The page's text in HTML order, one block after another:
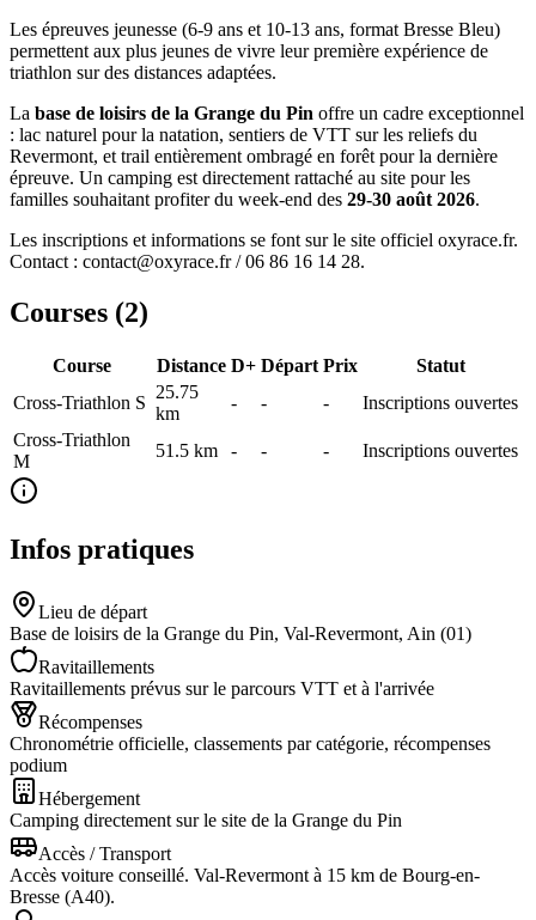
Les épreuves jeunesse (6-9 ans et 10-13 ans, format Bresse Bleu)
permettent aux plus jeunes de vivre leur première expérience de
triathlon sur des distances adaptées.
La base de loisirs de la Grange du Pin offre un cadre exceptionnel
: lac naturel pour la natation, sentiers de VTT sur les reliefs du
Revermont, et trail entièrement ombragé en forêt pour la dernière
épreuve. Un camping est directement rattaché au site pour les
familles souhaitant profiter du week-end des 29-30 août 2026.
Les inscriptions et informations se font sur le site officiel oxyrace.fr.
Contact : contact@oxyrace.fr / 06 86 16 14 28.
Courses (2)
Course Distance D+ Départ Prix
Statut
Cross-Triathlon S
25.75
km
- - -
Inscriptions ouvertes
Cross-Triathlon
M
51.5 km - - - Inscriptions ouvertes
Infos pratiques
Lieu de départ
Base de loisirs de la Grange du Pin, Val-Revermont, Ain (01)
Ravitaillements
Ravitaillements prévus sur le parcours VTT et à l'arrivée
Récompenses
Chronométrie officielle, classements par catégorie, récompenses
podium
Hébergement
Camping directement sur le site de la Grange du Pin
Accès / Transport
Accès voiture conseillé. Val-Revermont à 15 km de Bourg-en-
Bresse (A40).